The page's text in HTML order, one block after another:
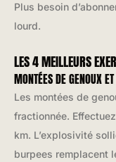
Plus besoin
lourd.
LES 4 MEILLEURS
MONTÉES DE GENOUX
Les montées de
fractionnée.
km. L’explosivité
burpees remplacent